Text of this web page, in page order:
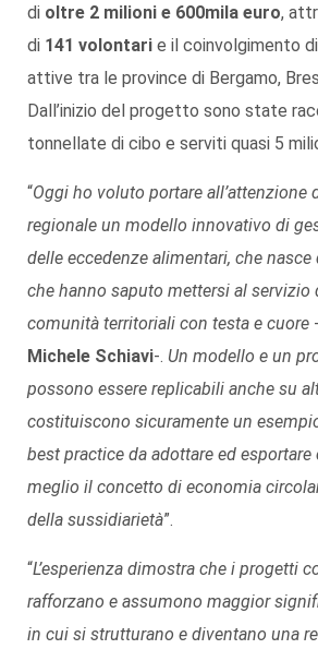
di oltre 2 milioni e 600mila euro,
di 141 volontari e il coinvolgimento di
attive tra le province di Bergamo,
Dall’inizio del progetto sono state
tonnellate di cibo e serviti quasi 5
“Oggi ho voluto portare all’attenzione
regionale un modello innovativo di
delle eccedenze alimentari, che nasce
che hanno saputo mettersi al servizio
comunità territoriali con testa e cuore
Michele Schiavi-. Un modello e un
possono essere replicabili anche su
costituiscono sicuramente un
best practice da adottare ed
meglio il concetto di economia
della sussidiarietà”.
“L’esperienza dimostra che i progetti
rafforzano e assumono maggior
in cui si strutturano e diventano una